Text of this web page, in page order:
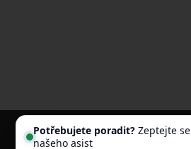
Potřebujete poradit?Zeptejte se
našeho asistenta